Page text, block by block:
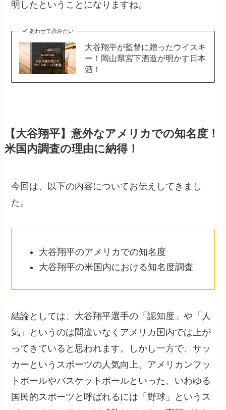
明したということになりますね。
あわせて読みたい
大谷翔平が監督に贈ったウイスキ
ー！岡山県宮下酒造が明かす日本
酒！
【大谷翔平】意外なアメリカでの知名度！
米国内調査の理由に納得！
今回は、以下の内容についてお伝えしてきまし
た。
大谷翔平のアメリカでの知名度
大谷翔平の米国内における知名度調査
結論としては、大谷翔平選手の「認知度」や「人
気」というのは間違いなくアメリカ国内では上が
ってきていると思われます。しかし一方で、サッ
カーというスポーツの人気向上、アメリカンフッ
トボールやバスケットボールといった、いわゆる
国民的スポーツと呼ばれるには「野球」というス